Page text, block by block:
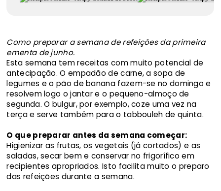
Como preparar a semana de refeições da primeira
ementa de junho.
Esta semana tem receitas com muito potencial de
antecipação. O empadão de carne, a sopa de
legumes e o pão de banana fazem-se no domingo e
resolvem logo o jantar e o pequeno-almoço de
segunda. O bulgur, por exemplo, coze uma vez na
terça e serve também para o tabbouleh de quinta.
O que preparar antes da semana começar:
Higienizar as frutas, os vegetais (já cortados) e as
saladas, secar bem e conservar no frigorífico em
recipientes apropriados. Isto facilita muito o preparo
das refeições durante a semana.